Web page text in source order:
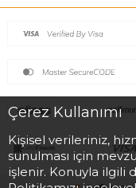
Çerez Kullanımı
Kişisel verileriniz,
sunulması için
işlenir. Konuyla ilgili